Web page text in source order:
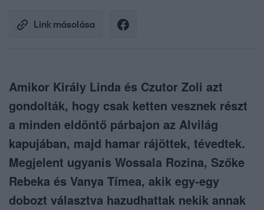
Link másolása
Amikor Király Linda és Czutor Zoli azt
gondolták, hogy csak ketten vesznek részt
a minden eldöntő párbajon az Alvilág
kapujában, majd hamar rájöttek, tévedtek.
Megjelent ugyanis Wossala Rozina, Szőke
Rebeka és Vanya Tímea, akik egy-egy
dobozt választva hazudhattak nekik annak